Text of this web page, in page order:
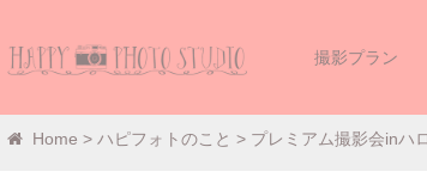
撮影プラン
プレミアム
Home > ハピフォトのこと > プレミアム撮影会inハ